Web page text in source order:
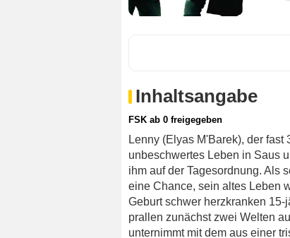
Inhaltsangabe
FSK ab 0 freigegeben
Lenny (Elyas M'Barek), der
unbeschwertes Leben in Saus
ihm auf der Tagesordnung. Als
eine Chance, sein altes Leben
Geburt schwer herzkranken
prallen zunächst zwei Welten
unternimmt mit dem aus einer